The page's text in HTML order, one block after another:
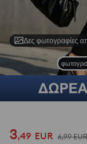
Δες φωτογραφίες
3,49 EUR 6,99 EUR